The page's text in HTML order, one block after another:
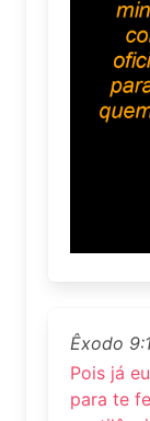
Êxodo
Pois já
para te